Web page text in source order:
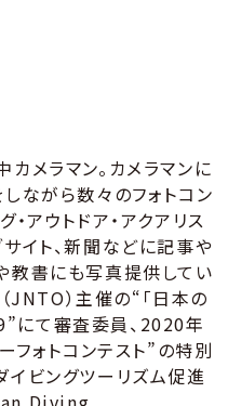
メラマン。カメラマンに
ながら数々のフォトコン
アウトドア・アクアリス
イト、新聞などに記事や
教書にも写真提供してい
JNTO）主催の“「⽇本の
にて審査委員、2020年
ォトコンテスト”の特別
ビングツーリズム促進